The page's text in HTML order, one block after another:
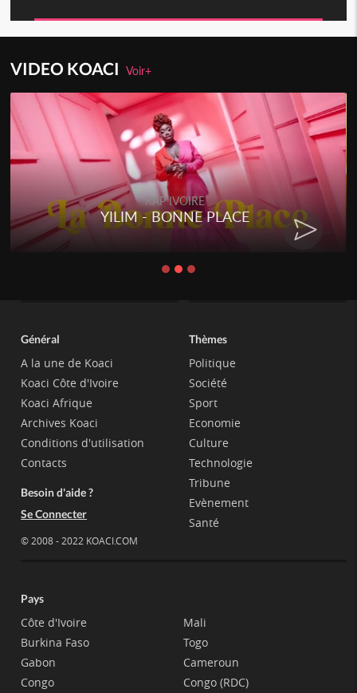
VIDEO KOACIVoir+
RAP IVOIRE
YILIM - BONNE PLACE
Général
A la une de Koaci
Koaci Côte d'Ivoire
Koaci Afrique
Archives Koaci
Conditions d'utilisation
Contacts
Besoin d'aide ?
Se Connecter
© 2008 - 2022 KOACI.COM
Thèmes
Politique
Société
Sport
Economie
Culture
Technologie
Tribune
Evènement
Santé
Pays
Côte d'Ivoire
Burkina Faso
Gabon
Congo
Mali
Togo
Cameroun
Congo (RDC)